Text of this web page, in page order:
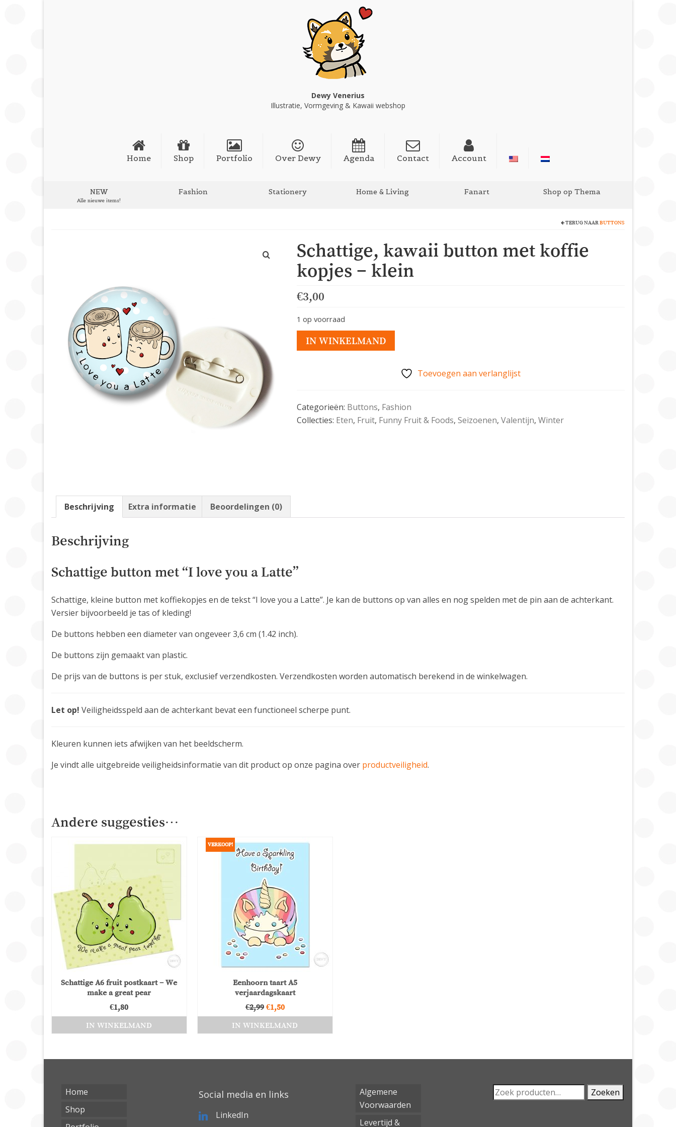
Dewy Venerius
Illustratie, Vormgeving & Kawaii webshop
Home Shop Portfolio Over Dewy Agenda Contact Account
NEW
Alle nieuwe items!
Fashion Stationery Home & Living Fanart Shop op Thema
TERUG NAAR BUTTONS
Schattige, kawaii button met koffie
kopjes – klein
€3,00
1 op voorraad
Schattige,
kawaii
kopjes
-
IN WINKELMAND
Toevoegen aan verlanglijst
Categorieën: Buttons, Fashion
Collecties: Eten, Fruit, Funny Fruit & Foods, Seizoenen, Valentijn, Winter
Beschrijving Extra informatie Beoordelingen (0)
Beschrijving
Schattige button met “I love you a Latte”
Schattige, kleine button met koffiekopjes en de tekst “I love you a Latte”. Je kan de buttons op van alles en nog spelden met de pin aan de achterkant.
Versier bijvoorbeeld je tas of kleding!
De buttons hebben een diameter van ongeveer 3,6 cm (1.42 inch).
De buttons zijn gemaakt van plastic.
De prijs van de buttons is per stuk, exclusief verzendkosten. Verzendkosten worden automatisch berekend in de winkelwagen.
Let op! Veiligheidsspeld aan de achterkant bevat een functioneel scherpe punt.
Kleuren kunnen iets afwijken van het beeldscherm.
Je vindt alle uitgebreide veiligheidsinformatie van dit product op onze pagina over productveiligheid.
Andere suggesties…
Schattige A6 fruit postkaart – We
make a great pear
€1,80
IN WINKELMAND
VERKOOP!
Eenhoorn taart A5
verjaardagskaart
€2,99 Oorspronkelijke
was:
€1,50Huidige
is:
IN WINKELMAND
Home
Shop
Social media en links
LinkedIn
Algemene
Voorwaarden
Levertijd &
Zoeken
naar:
Zoeken